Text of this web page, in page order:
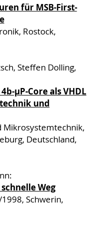
für MSB-First-
Rostock,
Steffen Dolling,
µP-Core als VHDL
und
Mikrosystemtechnik,
Deutschland,
Weg
Schwerin,